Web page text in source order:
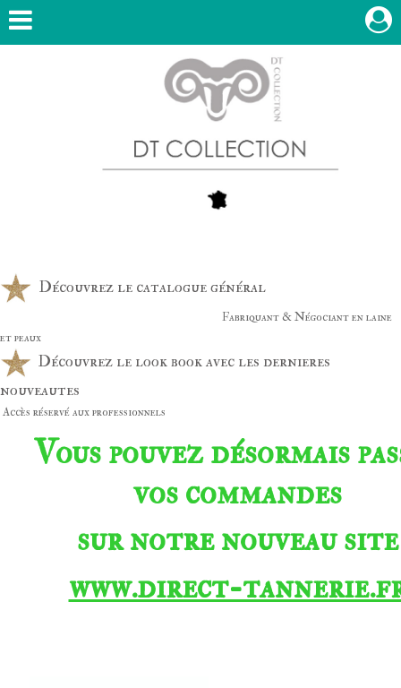
Découvrez le catalogue général
Fabriquant & Négociant en laine
et peaux
Découvrez le look book avec les dernieres
nouveautes
Accès réservé aux professionnels
Vous pouvez désormais
vos commandes
sur notre nouveau site
www.direct-